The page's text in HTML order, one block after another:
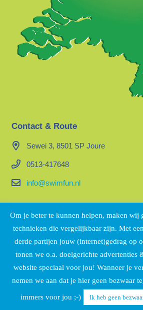
Contact & Route
Sewei 3, 8501 SP Joure
0513-417648
info@swimfun.nl
Organisatie
Swimfun maakt onderdeel uit van
Marren. Bekijk voor meer informatieop
Copyright © 2026 Sportbedrijf De
Om je beter te kunnen helpen, maken wij
technieken die vergelijkbaar zijn. Met
derde partijen jouw (internet)gedrag op
tonen we o.a. doelgerichte advertenties
website speciaal voor jou! Wanneer je
nemen we aan dat je hier geen bezwaar
immers voor jou ;-) Ik heb geen